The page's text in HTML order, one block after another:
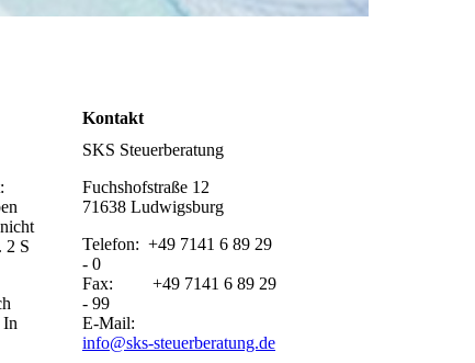
2 S
In
Kontakt
SKS Steuerberatung
Fuchshofstraße 12
71638 Ludwigsburg
Telefon: +49 7141 6 89 29
- 0
Fax: +49 7141 6 89 29
- 99
E-Mail:
info@sks-steuerberatung.de